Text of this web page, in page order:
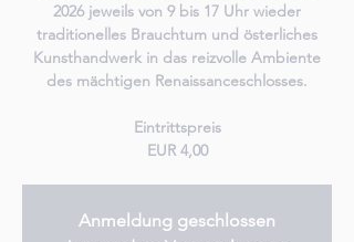
2026 jeweils von 9 bis 17 Uhr wieder
traditionelles Brauchtum und österliches
Kunsthandwerk in das reizvolle Ambiente
des mächtigen Renaissanceschlosses.
Eintrittspreis
EUR 4,00
Anmeldung geschlossen